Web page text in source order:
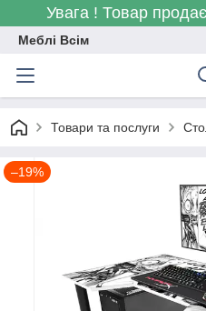
Увага ! Товар
Меблі Всім
Товари та послуги
–19%